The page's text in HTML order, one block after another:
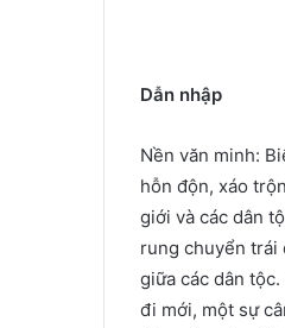
Dẫn nhập
Nền văn minh:
hỗn độn, xáo
giới và các dân
rung chuyển trái
giữa các dân
đi mới, một sự